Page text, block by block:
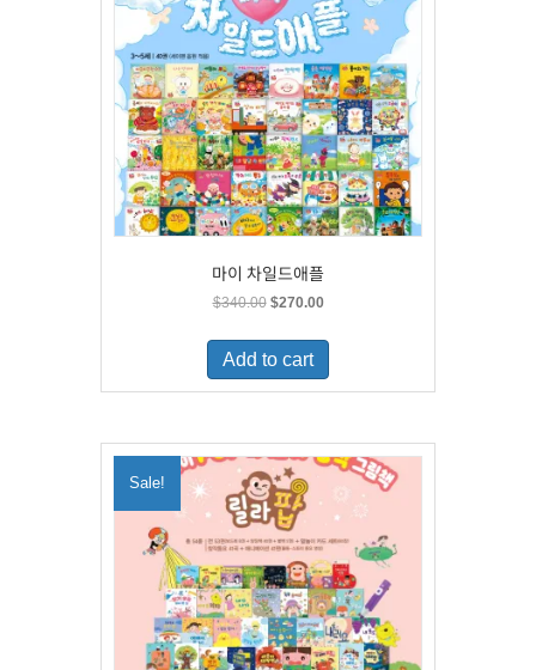
마이 차일드애플
$340.00 Original
was:
$340.00.
$270.00Current
is:
Add to cart
Sale!